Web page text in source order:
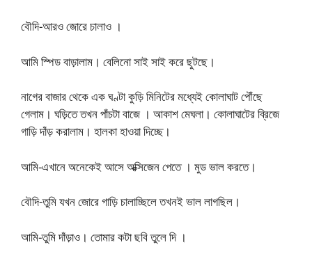
বৌদি-আরও জোরে চালাও ।
আমি স্পিড বাড়ালাম। বেলিনো সাই সাই করে ছুটছে।
নাগের বাজার থেকে এক ঘণ্টা কুড়ি মিনিটের মধ্যেই কোলাঘাট পৌঁছে
গেলাম। ঘড়িতে তখন পাঁচটা বাজে । আকাশ মেঘলা। কোলাঘাটের ব্রিজে
গাড়ি দাঁড় করালাম। হালকা হাওয়া দিচ্ছে।
আমি-এখানে অনেকেই আসে অক্সিজেন পেতে । মুড ভাল করতে।
বৌদি-তুমি যখন জোরে গাড়ি চালাচ্ছিলে তখনই ভাল লাগছিল।
আমি-তুমি দাঁড়াও। তোমার কটা ছবি তুলে দি ।